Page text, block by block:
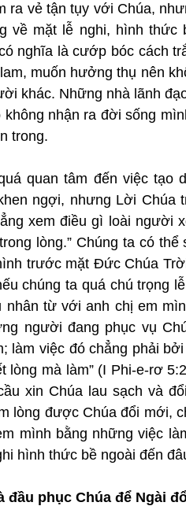
ra vẻ tận tụy với Chúa,
về mặt lễ nghi, hình
nghĩa là cướp bóc cách
muốn hưởng thụ nên
khác. Những nhà lãnh
không nhận ra đời sống
trong.
quan tâm đến việc tạo
ngợi, nhưng Lời Chúa
xem điều gì loài người
lòng.” Chúng ta có
trước mặt Đức Chúa
chúng ta quá chú trọng
nhân từ với anh chị em
người đang phục vụ
làm việc đó chẳng phải
lòng mà làm” (I Phi-e-rơ
xin Chúa lau sạch và
lòng được Chúa đổi mới,
mình bằng những việc
hình thức bề ngoài đến
đầu phục Chúa để Ngài